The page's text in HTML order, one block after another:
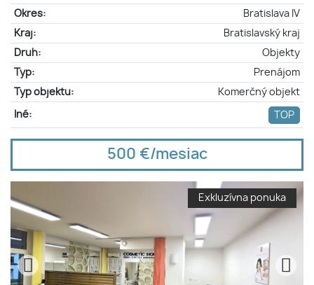
Okres:
Bratislava IV
Kraj:
Bratislavský kraj
Druh:
Objekty
Typ:
Prenájom
Typ objektu:
Komerčný objekt
Iné: TOP
500 €/mesiac
Exkluzívna ponuka